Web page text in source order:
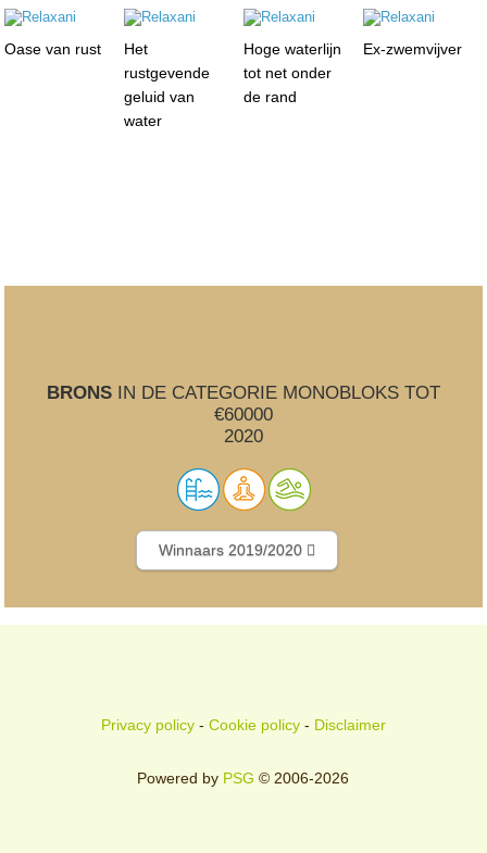
Oase van rust
Het
rustgevende
geluid van
water
Hoge waterlijn
tot net onder
de rand
Ex-zwemvijver
BRONSIN DE CATEGORIE MONOBLOKS TOT
€60000
2020
Winnaars 2019/2020
Privacy policy- Cookie policy- Disclaimer
Powered by PSG © 2006-2026